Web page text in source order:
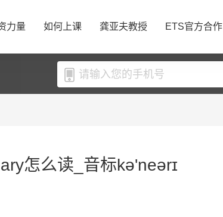
力量 如何上课 龚亚夫教授 ETS官方合作
怎么读_音标kə'neərɪ